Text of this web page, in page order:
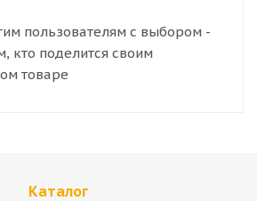
пользователям с выбором -
кто поделится своим
товаре
Каталог